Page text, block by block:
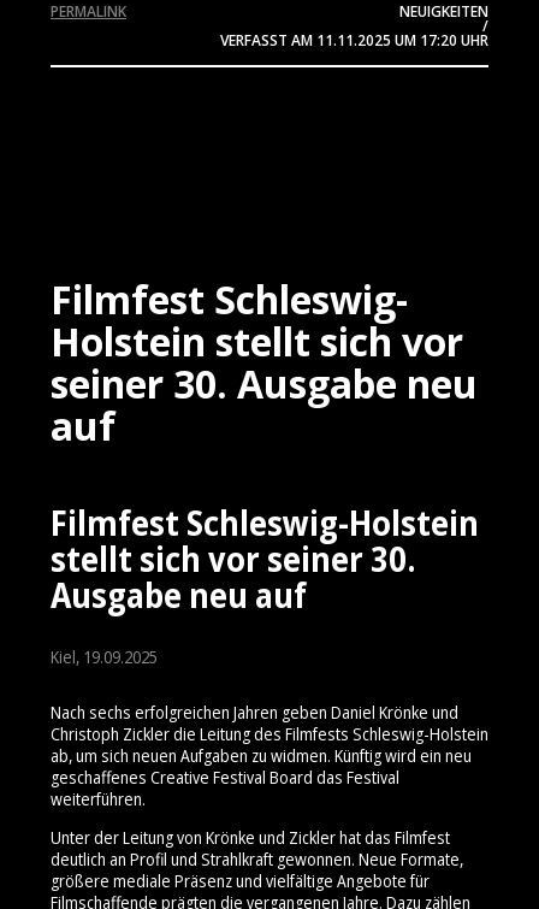
NEUIGKEITEN
/
VERFASST AM 11.11.2025 UM 17:20 UHR
PERMALINK
Filmfest Schleswig-
Holstein stellt sich vor
seiner 30. Ausgabe neu
auf
Filmfest Schleswig-Holstein
stellt sich vor seiner 30.
Ausgabe neu auf
Kiel, 19.09.2025
Nach sechs erfolgreichen Jahren geben Daniel Krönke und
Christoph Zickler die Leitung des Filmfests Schleswig-Holstein
ab, um sich neuen Aufgaben zu widmen. Künftig wird ein neu
geschaffenes Creative Festival Board das Festival
weiterführen.
Unter der Leitung von Krönke und Zickler hat das Filmfest
deutlich an Profil und Strahlkraft gewonnen. Neue Formate,
größere mediale Präsenz und vielfältige Angebote für
Filmschaffende prägten die vergangenen Jahre. Dazu zählen